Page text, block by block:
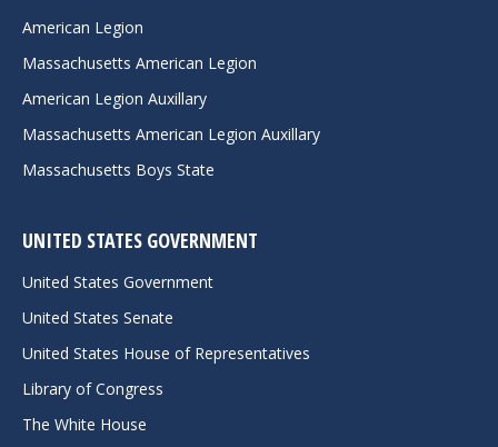
American Legion
Massachusetts American Legion
American Legion Auxillary
Massachusetts American Legion Auxillary
Massachusetts Boys State
UNITED STATES GOVERNMENT
United States Government
United States Senate
United States House of Representatives
Library of Congress
The White House